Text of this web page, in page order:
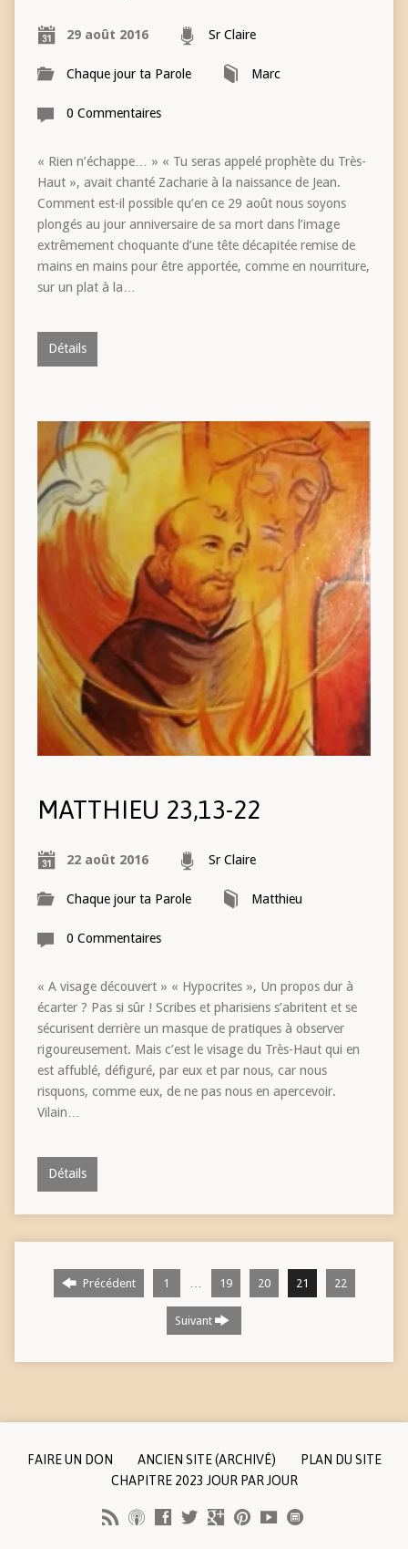
29 août 2016 Sr Claire
Chaque jour ta Parole Marc
0 Commentaires
« Rien n’échappe… » « Tu seras appelé prophète du Très-
Haut », avait chanté Zacharie à la naissance de Jean.
Comment est-il possible qu’en ce 29 août nous soyons
plongés au jour anniversaire de sa mort dans l’image
extrêmement choquante d’une tête décapitée remise de
mains en mains pour être apportée, comme en nourriture,
sur un plat à la…
Détails
MATTHIEU 23,13-22
22 août 2016 Sr Claire
Chaque jour ta Parole Matthieu
0 Commentaires
« A visage découvert » « Hypocrites », Un propos dur à
écarter ? Pas si sûr ! Scribes et pharisiens s’abritent et se
sécurisent derrière un masque de pratiques à observer
rigoureusement. Mais c’est le visage du Très-Haut qui en
est affublé, défiguré, par eux et par nous, car nous
risquons, comme eux, de ne pas nous en apercevoir.
Vilain…
Détails
Précédent 1 19 20 21 22
Suivant
FAIRE UN DON ANCIEN SITE (ARCHIVÉ)
PLAN DU SITE
CHAPITRE 2023 JOUR PAR JOUR